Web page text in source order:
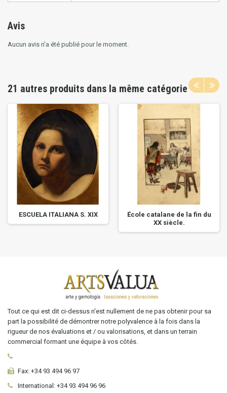
Avis
Aucun avis n'a été publié pour le moment.
21 autres produits dans la même catégorie
ESCUELA ITALIANA S. XIX
École catalane de la fin du
XX siècle.
Tout ce qui est dit ci-dessus n'est nullement de ne pas obtenir pour sa
part la possibilité de démontrer notre polyvalence à la fois dans la
rigueur de nos évaluations et / ou valorisations, et dans un terrain
commercial formant une équipe à vos côtés.
Fax: +34 93 494 96 97
International: +34 93 494 96 96